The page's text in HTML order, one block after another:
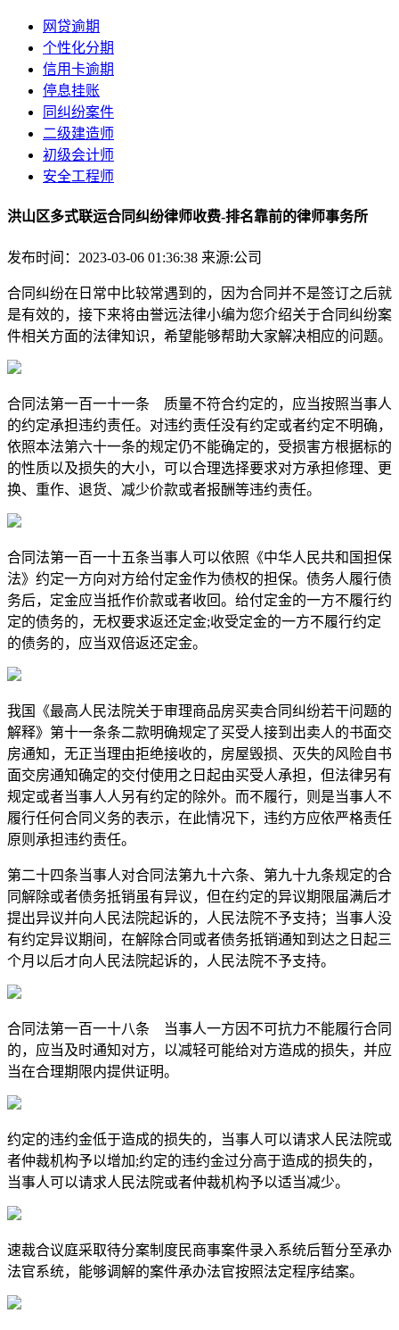
网贷逾期
个性化分期
信用卡逾期
停息挂账
同纠纷案件
二级建造师
初级会计师
安全工程师
洪山区多式联运合同纠纷律师收费-排名靠前的律师事务所
发布时间：2023-03-06 01:36:38 来源:公司
合同纠纷在日常中比较常遇到的，因为合同并不是签订之后就
是有效的，接下来将由誉远法律小编为您介绍关于合同纠纷案
件相关方面的法律知识，希望能够帮助大家解决相应的问题。
合同法第一百一十一条 质量不符合约定的，应当按照当事人
的约定承担违约责任。对违约责任没有约定或者约定不明确，
依照本法第六十一条的规定仍不能确定的，受损害方根据标的
的性质以及损失的大小，可以合理选择要求对方承担修理、更
换、重作、退货、减少价款或者报酬等违约责任。
合同法第一百一十五条当事人可以依照《中华人民共和国担保
法》约定一方向对方给付定金作为债权的担保。债务人履行债
务后，定金应当抵作价款或者收回。给付定金的一方不履行约
定的债务的，无权要求返还定金;收受定金的一方不履行约定
的债务的，应当双倍返还定金。
我国《最高人民法院关于审理商品房买卖合同纠纷若干问题的
解释》第十一条条二款明确规定了买受人接到出卖人的书面交
房通知，无正当理由拒绝接收的，房屋毁损、灭失的风险自书
面交房通知确定的交付使用之日起由买受人承担，但法律另有
规定或者当事人人另有约定的除外。而不履行，则是当事人不
履行任何合同义务的表示，在此情况下，违约方应依严格责任
原则承担违约责任。
第二十四条当事人对合同法第九十六条、第九十九条规定的合
同解除或者债务抵销虽有异议，但在约定的异议期限届满后才
提出异议并向人民法院起诉的，人民法院不予支持；当事人没
有约定异议期间，在解除合同或者债务抵销通知到达之日起三
个月以后才向人民法院起诉的，人民法院不予支持。
合同法第一百一十八条 当事人一方因不可抗力不能履行合同
的，应当及时通知对方，以减轻可能给对方造成的损失，并应
当在合理期限内提供证明。
约定的违约金低于造成的损失的，当事人可以请求人民法院或
者仲裁机构予以增加;约定的违约金过分高于造成的损失的，
当事人可以请求人民法院或者仲裁机构予以适当减少。
速裁合议庭采取待分案制度民商事案件录入系统后暂分至承办
法官系统，能够调解的案件承办法官按照法定程序结案。